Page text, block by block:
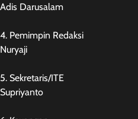
Adis Darusalam
4. Pemimpin Redaksi
Nuryaji
5. Sekretaris/ITE
Supriyanto